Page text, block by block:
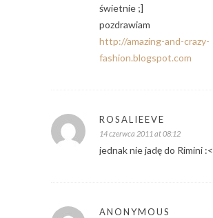
świetnie ;]
pozdrawiam
http://amazing-and-crazy-
fashion.blogspot.com
ROSALIEEVE
14 czerwca 2011 at 08:12
jednak nie jadę do Rimini :<
ANONYMOUS